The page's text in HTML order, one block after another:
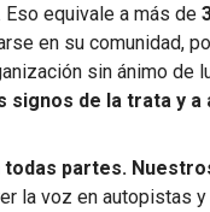
Eso equivale a más de
en su comunidad,
sin ánimo de
signos de la trata y a
todas partes.
la voz en autopistas